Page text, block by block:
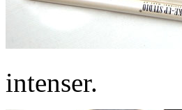
intenser.